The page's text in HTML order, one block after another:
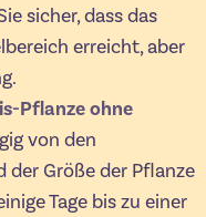
sicher, dass das
erreicht, aber
Pflanze ohne
von den
der Größe der Pflanze
Tage bis zu einer